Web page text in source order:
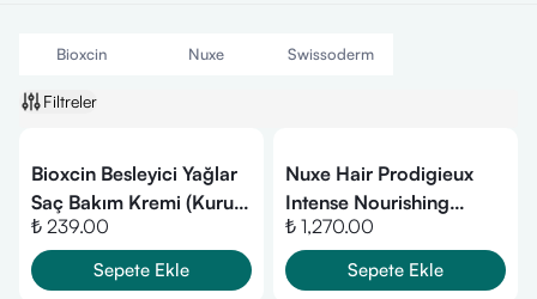
Bioxcin Nuxe Swissoderm
Filtreler
Bioxcin Besleyici Yağlar
Saç Bakım Kremi (Kuru
ve Yıpranmış Saçlar) 250
ml
₺ 239.00
Sepete Ekle
Nuxe Hair Prodigieux
Intense Nourishing
Leave In Cream 100 ml
₺ 1,270.00
Sepete Ekle